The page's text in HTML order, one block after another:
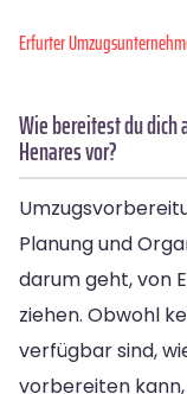
Erfurter
Wie bereitest du dich
Henares vor?
Planung und
darum geht, von
ziehen. Obwohl
verfügbar sind,
vorbereiten